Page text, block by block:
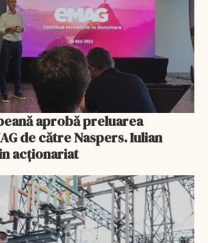
aprobă preluarea
de către Naspers. Iulian
acționariat